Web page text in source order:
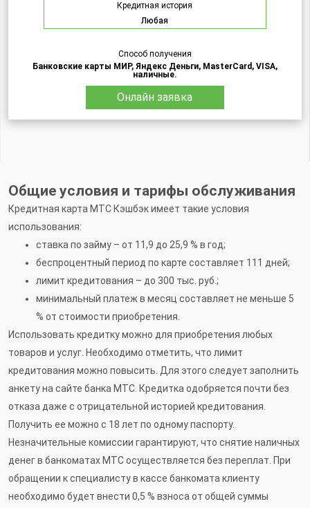
Кредитная история
Любая
Способ получения
Банковские карты МИР, Яндекс Деньги, MasterCard, VISA,
наличные.
Онлайн заявка
Общие условия и тарифы обслуживания
Кредитная карта МТС Кэшбэк имеет такие условия
использования:
ставка по займу – от 11,9 до 25,9 % в год;
беспроцентный период по карте составляет 111 дней;
лимит кредитования – до 300 тыс. руб.;
минимальный платеж в месяц составляет не меньше 5
% от стоимости приобретения.
Использовать кредитку можно для приобретения любых
товаров и услуг. Необходимо отметить, что лимит
кредитования можно повысить. Для этого следует заполнить
анкету на сайте банка МТС. Кредитка одобряется почти без
отказа даже с отрицательной историей кредитования.
Получить ее можно с 18 лет по одному паспорту.
Незначительные комиссии гарантируют, что снятие наличных
денег в банкоматах МТС осуществляется без переплат. При
обращении к специалисту в кассе банкомата клиенту
необходимо будет внести 0,5 % взноса от общей суммы